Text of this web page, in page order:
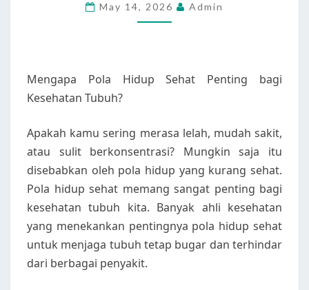
BAGI
May 14, 2026 Admin
Mengapa Pola Hidup Sehat Penting bagi
Kesehatan Tubuh?
Apakah kamu sering merasa lelah, mudah sakit,
atau sulit berkonsentrasi? Mungkin saja itu
disebabkan oleh pola hidup yang kurang sehat.
Pola hidup sehat memang sangat penting bagi
kesehatan tubuh kita. Banyak ahli kesehatan
yang menekankan pentingnya pola hidup sehat
untuk menjaga tubuh tetap bugar dan terhindar
dari berbagai penyakit.